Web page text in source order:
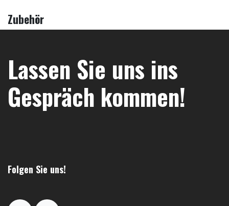
Zubehör
Lassen Sie uns ins
Gespräch kommen!
Folgen Sie uns!